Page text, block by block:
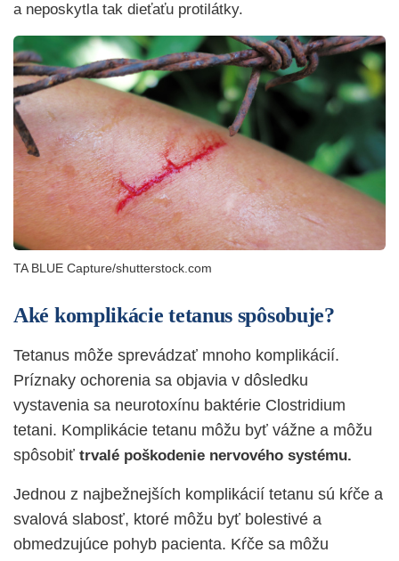
a neposkytla tak dieťaťu protilátky.
TA BLUE Capture/shutterstock.com
Aké komplikácie tetanus spôsobuje?
Tetanus môže sprevádzať mnoho komplikácií.
Príznaky ochorenia sa objavia v dôsledku
vystavenia sa neurotoxínu baktérie Clostridium
tetani. Komplikácie tetanu môžu byť vážne a môžu
spôsobiť trvalé poškodenie nervového systému.
Jednou z najbežnejších komplikácií tetanu sú kŕče a
svalová slabosť, ktoré môžu byť bolestivé a
obmedzujúce pohyb pacienta. Kŕče sa môžu